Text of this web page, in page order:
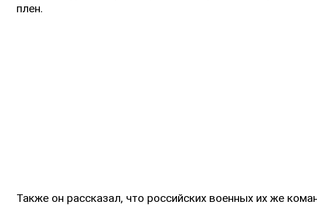
плен.
Также он рассказал, что российских военных их же